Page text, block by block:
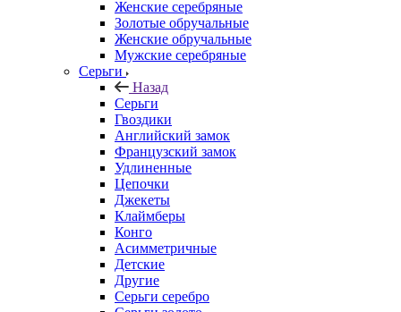
Женские серебряные
Золотые обручальные
Женские обручальные
Мужские серебряные
Серьги
Назад
Серьги
Гвоздики
Английский замок
Французский замок
Удлиненные
Цепочки
Джекеты
Клаймберы
Конго
Асимметричные
Детские
Другие
Серьги серебро